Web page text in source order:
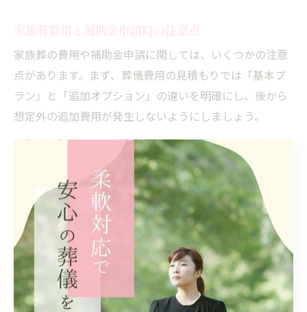
家族葬の費用や補助金申請に関しては、いくつかの注意
点があります。まず、葬儀費用の見積もりでは「基本プ
ラン」と「追加オプション」の違いを明確にし、後から
想定外の追加費用が発生しないようにしましょう。
補助金申請時には、申請期限（通常は死亡日から2年以
内）を必ず守る必要があります。また、申請書類に不備
があると手続きが遅れるため、必要書類（死亡診断書・
保険証・印鑑など）は事前に確認しておきましょう。特
に、申請者が複数いる場合や家族間で連絡が取りづらい
場合は、役割分担を明確にしておくことがトラブル防止
につながります。
費用や補助金の内容について不明点がある場合は、必ず